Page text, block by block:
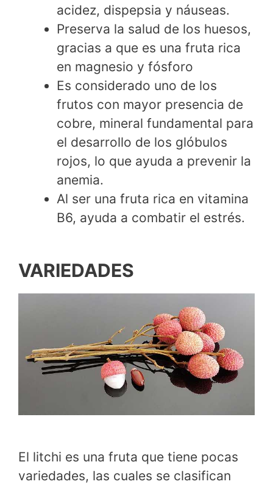
acidez, dispepsia y náuseas.
Preserva la salud de los huesos,
gracias a que es una fruta rica
en magnesio y fósforo
Es considerado uno de los
frutos con mayor presencia de
cobre, mineral fundamental para
el desarrollo de los glóbulos
rojos, lo que ayuda a prevenir la
anemia.
Al ser una fruta rica en vitamina
B6, ayuda a combatir el estrés.
VARIEDADES
El litchi es una fruta que tiene pocas
variedades, las cuales se clasifican